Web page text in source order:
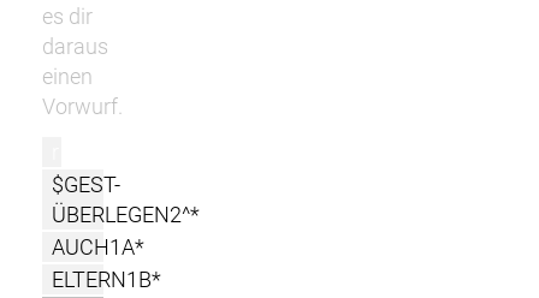
es dir
daraus
einen
Vorwurf.
$GEST-
ÜBERLEGEN2^*
AUCH1A*
ELTERN1B*